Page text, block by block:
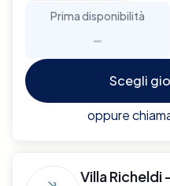
Prima disponibilità
-
Scegli
oppure
Villa Richeldi